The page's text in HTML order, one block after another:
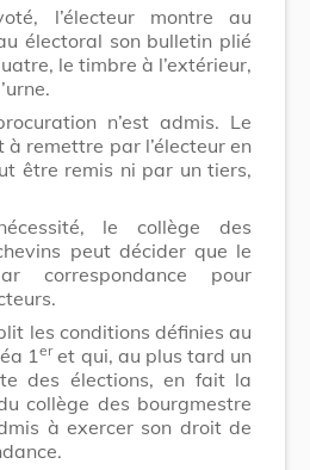
l’électeur montre au
électoral son bulletin plié
le timbre à l’extérieur,
n’est admis. Le
remettre par l’électeur en
être remis ni par un tiers,
le collège des
peut décider que le
pour
les conditions définies au
1eret qui, au plus tard un
des élections, en fait la
collège des bourgmestre
à exercer son droit de